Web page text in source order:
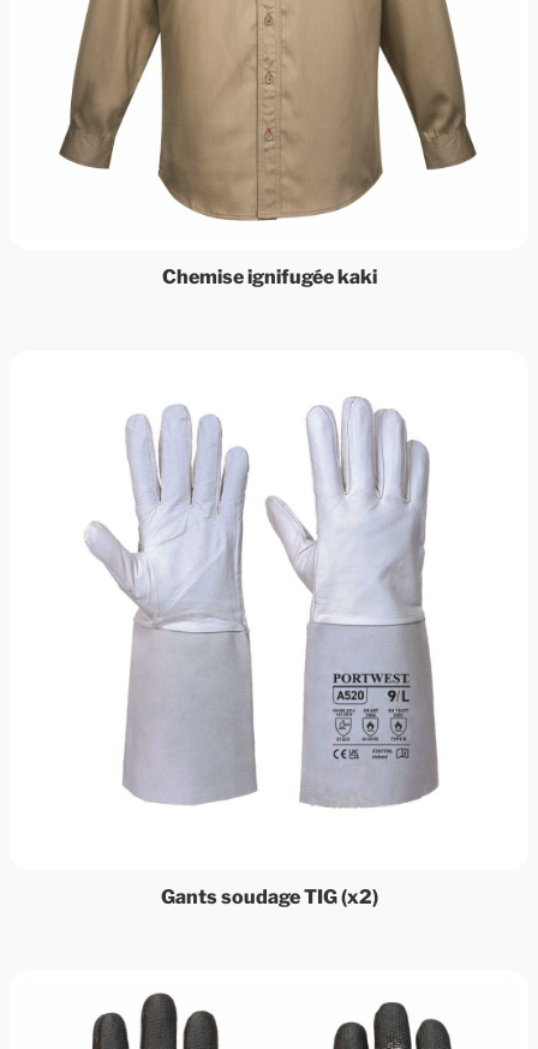
Chemise ignifugée kaki
Gants soudage TIG (x2)